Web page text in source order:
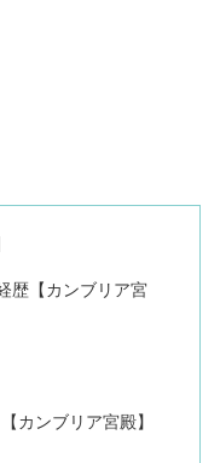
歴【カンブリア宮
カンブリア宮殿】